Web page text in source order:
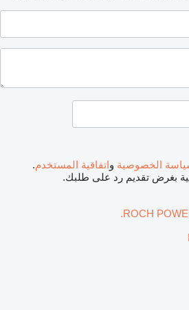
الخصوصية واتفاقية المستخدم.
بغرض تقديم رد على طلبك.
ROCH